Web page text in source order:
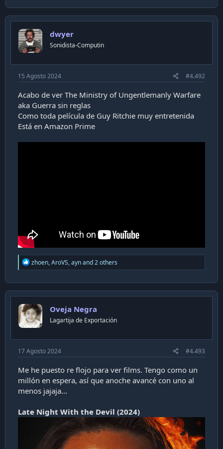
c
t
o
n
s
dwyer
Sonidista-Computin
15 Agosto 2024 #4.492
Acabo de ver The Ministry of Ungentlemanly Warfare
aka Guerra sin reglas
Como toda película de Guy Ritchie muy entretenida
Está en Amazon Prime
R
e
c
t
o
n
s
zhoen,AroVS,aynand 2 others
Oveja Negra
Lagartija de Exportación
17 Agosto 2024 #4.493
Me he puesto re flojo para ver films. Tengo como un
millón en espera, así que anoche avancé con uno al
menos jajaja...
Late Night With the Devil (2024)